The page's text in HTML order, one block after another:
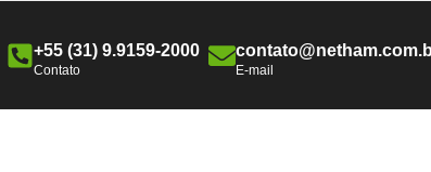
+55 (31) 9.9159-2000
Contato E-mail